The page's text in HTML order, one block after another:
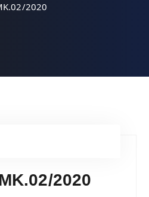
2020
2020